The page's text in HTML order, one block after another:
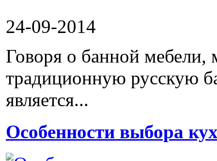
24-09-2014
Говоря о банной
традиционную русскую
является...
Особенности выбора